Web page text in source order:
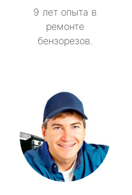
9 лет опыта в
ремонте
бензорезов.